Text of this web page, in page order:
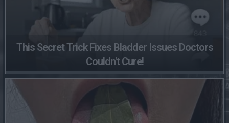
This Secret Trick Fixes Bladder Issues Doctors
Couldn't Cure!